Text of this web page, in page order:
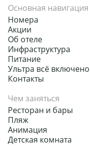
Основная навигация
Номера
Акции
Об отеле
Инфраструктура
Питание
Ультра всё включено
Контакты
Чем заняться
Ресторан и бары
Пляж
Анимация
Детская комната